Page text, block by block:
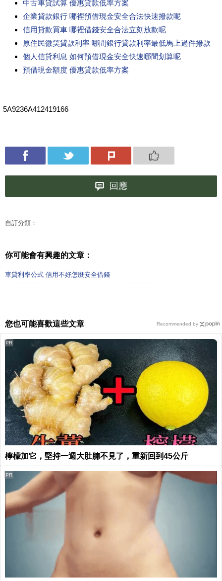
中古車貸試算 優惠貸款低率方案
企業貸款銀行 哪裡預借現金安全合法快速撥款呢
信用貸款買車 哪裡借錢安全合法立刻放款呢
原住民微笑貸款利率 哪間銀行貸款利率最低馬上過件撥款
個人信貸利息 如何預借現金安全快速哪間划算呢
預借現金額度 優惠貸款低率方案
5A9236A412419166
回應
自訂分類：
你可能會有興趣的文章：
車貸利率公式 信用不好怎麼安全借錢
您也可能喜歡這些文章
檸檬加它，堅持一週大肚腩不見了，重新回到45公斤
PR
PR
Recommended by